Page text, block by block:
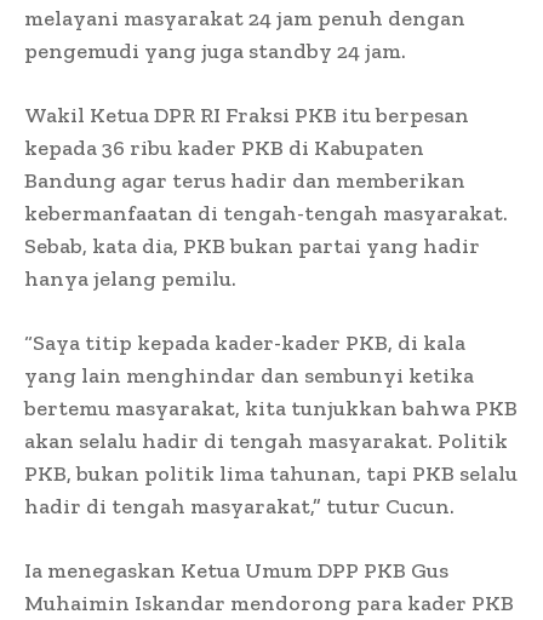
melayani masyarakat 24 jam penuh dengan
pengemudi yang juga standby 24 jam.
Wakil Ketua DPR RI Fraksi PKB itu berpesan
kepada 36 ribu kader PKB di Kabupaten
Bandung agar terus hadir dan memberikan
kebermanfaatan di tengah-tengah masyarakat.
Sebab, kata dia, PKB bukan partai yang hadir
hanya jelang pemilu.
“Saya titip kepada kader-kader PKB, di kala
yang lain menghindar dan sembunyi ketika
bertemu masyarakat, kita tunjukkan bahwa PKB
akan selalu hadir di tengah masyarakat. Politik
PKB, bukan politik lima tahunan, tapi PKB selalu
hadir di tengah masyarakat,” tutur Cucun.
Ia menegaskan Ketua Umum DPP PKB Gus
Muhaimin Iskandar mendorong para kader PKB